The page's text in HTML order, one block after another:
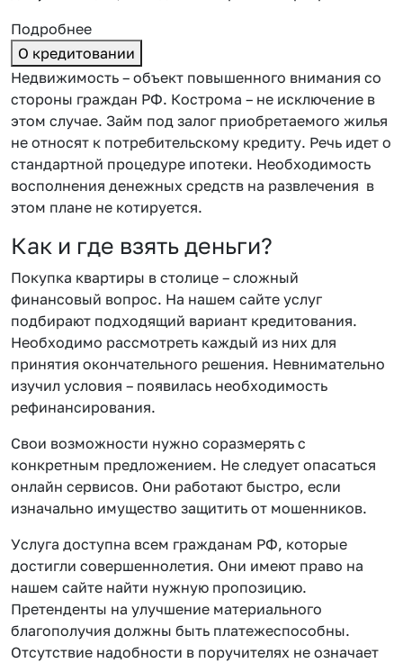
Подробнее
О кредитовании
Недвижимость – объект повышенного внимания со
стороны граждан РФ. Кострома – не исключение в
этом случае. Займ под залог приобретаемого жилья
не относят к потребительскому кредиту. Речь идет о
стандартной процедуре ипотеки. Необходимость
восполнения денежных средств на развлечения в
этом плане не котируется.
Как и где взять деньги?
Покупка квартиры в столице – сложный
финансовый вопрос. На нашем сайте услуг
подбирают подходящий вариант кредитования.
Необходимо рассмотреть каждый из них для
принятия окончательного решения. Невнимательно
изучил условия – появилась необходимость
рефинансирования.
Свои возможности нужно соразмерять с
конкретным предложением. Не следует опасаться
онлайн сервисов. Они работают быстро, если
изначально имущество защитить от мошенников.
Услуга доступна всем гражданам РФ, которые
достигли совершеннолетия. Они имеют право на
нашем сайте найти нужную пропозицию.
Претенденты на улучшение материального
благополучия должны быть платежеспособны.
Отсутствие надобности в поручителях не означает